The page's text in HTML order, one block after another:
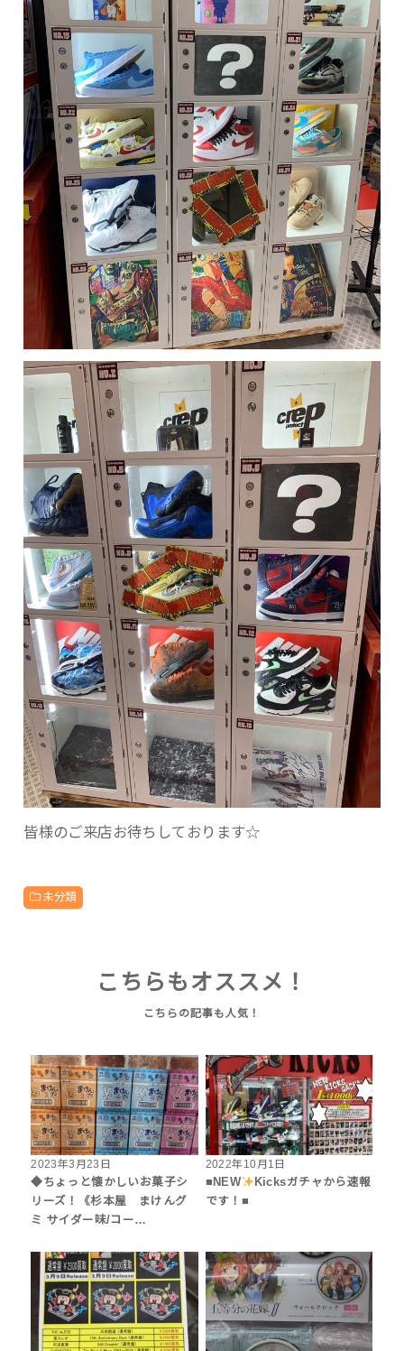
皆様のご来店お待ちしております☆
未分類
こちらもオススメ！
2023年3月23日
◆ちょっと懐かしいお菓子シ
リーズ！《杉本屋 まけんグ
ミ サイダー味/コー…
2022年10月1日
■NEW
Kicksガチャから速報
です！■